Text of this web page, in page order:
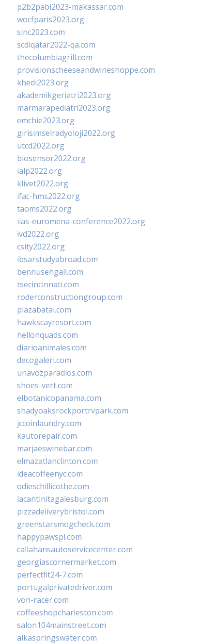
p2b2pabi2023-makassar.com
wocfparis2023.org
sinc2023.com
scdlqatar2022-qa.com
thecolumbiagrill.com
provisionscheeseandwineshoppe.com
khedi2023.org
akademikgeriatri2023.org
marmarapediatri2023.org
emchie2023.org
girisimselradyoloji2022.org
utcd2022.org
biosensor2022.org
ialp2022.org
klivet2022.org
ifac-hms2022.org
taoms2022.org
iias-euromena-conference2022.org
ivd2022.org
csity2022.org
ibsarstudyabroad.com
bennusehgall.com
tsecincinnati.com
roderconstructiongroup.com
plazabatai.com
hawkscayresort.com
hellonquads.com
diarioanimales.com
decogaleri.com
unavozparadios.com
shoes-vert.com
elbotanicopanama.com
shadyoaksrockportrvpark.com
jccoinlaundry.com
kautorepair.com
marjaeswinebar.com
elmazatlanclinton.com
ideacoffeenyc.com
odieschillicothe.com
lacantinitagalesburg.com
pizzadeliverybristol.com
greenstarsmogcheck.com
happypawspl.com
callahansautoservicecenter.com
georgiascornermarket.com
perfectfit24-7.com
portugalprivatedriver.com
von-racer.com
coffeeshopcharleston.com
salon104mainstreet.com
alkaspringswater.com